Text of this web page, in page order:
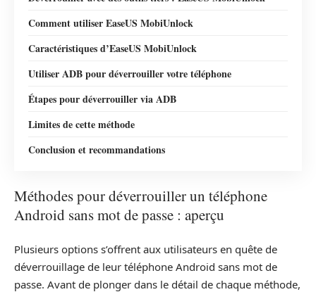
Comment utiliser EaseUS MobiUnlock
Caractéristiques d’EaseUS MobiUnlock
Utiliser ADB pour déverrouiller votre téléphone
Étapes pour déverrouiller via ADB
Limites de cette méthode
Conclusion et recommandations
Méthodes pour déverrouiller un téléphone
Android sans mot de passe : aperçu
Plusieurs options s’offrent aux utilisateurs en quête de
déverrouillage de leur téléphone Android sans mot de
passe. Avant de plonger dans le détail de chaque méthode,